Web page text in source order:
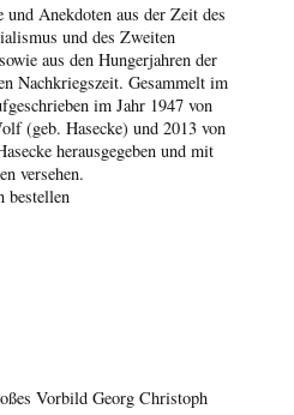
und Anekdoten aus der Zeit des
und des Zweiten
aus den Hungerjahren der
Nachkriegszeit. Gesammelt im
im Jahr 1947 von
(geb. Hasecke) und 2013 von
herausgegeben und mit
versehen.
bestellen
Vorbild Georg Christoph